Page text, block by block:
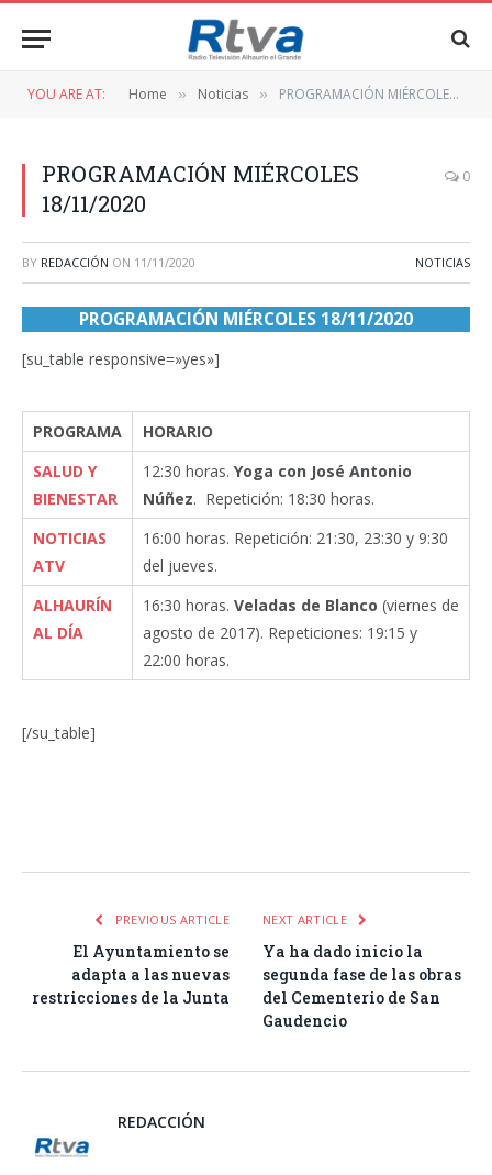
YOU ARE AT: Home » Noticias » PROGRAMACIÓN MIÉRCOLES 18/11/2020
PROGRAMACIÓN MIÉRCOLES
18/11/2020
0
BY REDACCIÓN ON 11/11/2020 NOTICIAS
PROGRAMACIÓN MIÉRCOLES 18/11/2020
[su_table responsive=»yes»]
PROGRAMA
HORARIO
SALUD Y
BIENESTAR
12:30 horas. Yoga con José Antonio
Núñez. Repetición: 18:30 horas.
NOTICIAS
ATV
16:00 horas. Repetición: 21:30, 23:30 y 9:30
del jueves.
ALHAURÍN
AL DÍA
16:30 horas. Veladas de Blanco (viernes de
agosto de 2017). Repeticiones: 19:15 y
22:00 horas.
[/su_table]
PREVIOUS ARTICLE
El Ayuntamiento se
adapta a las nuevas
restricciones de la Junta
NEXT ARTICLE
Ya ha dado inicio la
segunda fase de las obras
del Cementerio de San
Gaudencio
REDACCIÓN